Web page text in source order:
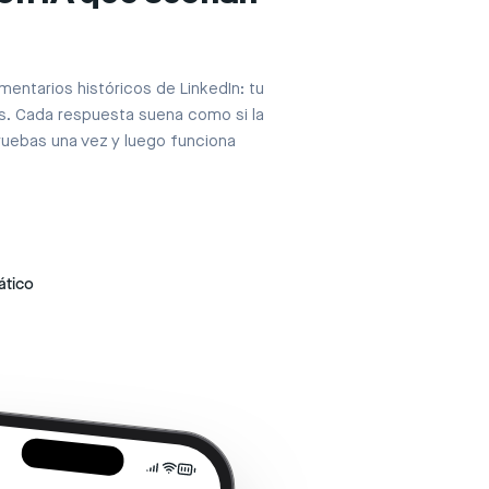
históricos de LinkedIn: tu
Cada respuesta suena como si la
una vez y luego funciona